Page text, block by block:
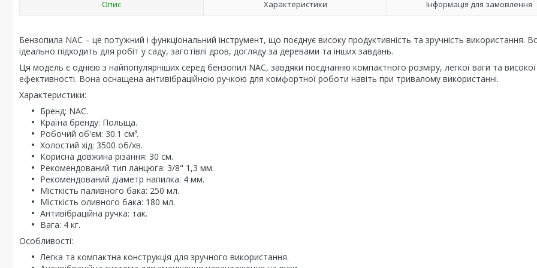
Опис Характеристики Інформація для замовлення
Бензопила NAC – це потужний і функціональний інструмент, що поєднує високу продуктивність та зручність використання.
ідеально підходить для робіт у саду, заготівлі дров, догляду за деревами та інших завдань.
Ця модель є однією з найпопулярніших серед бензопил NAC, завдяки поєднанню компактного розміру, легкої ваги та високої
ефективності. Вона оснащена антивібраційною ручкою для комфортної роботи навіть при тривалому використанні.
Характеристики:
Бренд: NAC.
Країна бренду: Польща.
Робочий об'єм: 30.1 см³.
Холостий хід: 3500 об/хв.
Корисна довжина різання: 30 см.
Рекомендований тип ланцюга: 3/8" 1,3 мм.
Рекомендований діаметр напилка: 4 мм.
Місткість паливного бака: 250 мл.
Місткість оливного бака: 180 мл.
Антивібраційна ручка: так.
Вага: 4 кг.
Особливості:
Легка та компактна конструкція для зручного використання.